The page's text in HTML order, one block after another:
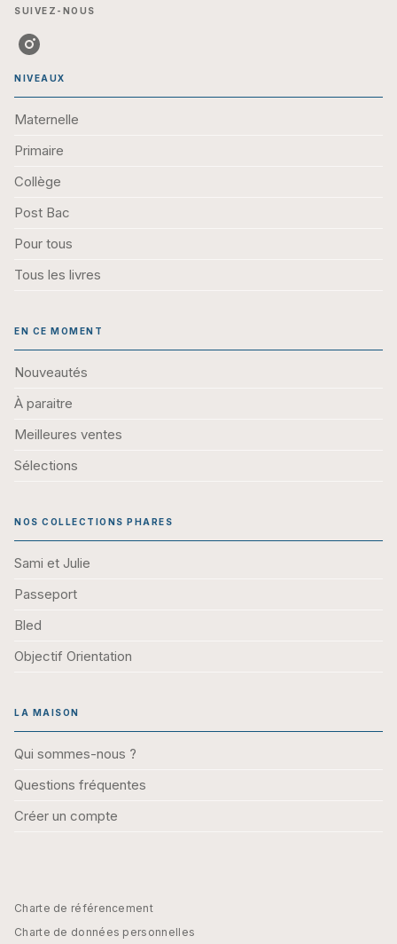
SUIVEZ-NOUS
NIVEAUX
Maternelle
Primaire
Collège
Post Bac
Pour tous
Tous les livres
EN CE MOMENT
Nouveautés
À paraitre
Meilleures ventes
Sélections
NOS COLLECTIONS PHARES
Sami et Julie
Passeport
Bled
Objectif Orientation
LA MAISON
Qui sommes-nous ?
Questions fréquentes
Créer un compte
Charte de référencement
Charte de données personnelles